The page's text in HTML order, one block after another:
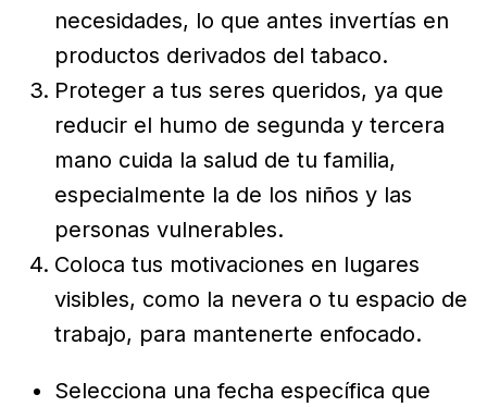
necesidades, lo que antes invertías en
productos derivados del tabaco.
Proteger a tus seres queridos, ya que
reducir el humo de segunda y tercera
mano cuida la salud de tu familia,
especialmente la de los niños y las
personas vulnerables.
Coloca tus motivaciones en lugares
visibles, como la nevera o tu espacio de
trabajo, para mantenerte enfocado.
Selecciona una fecha específica que